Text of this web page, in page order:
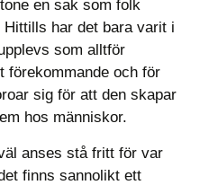
en sak som folk
har det bara varit i
som alltför
förekommande och för
sig för att den skapar
hos människor.
anses stå fritt för var
finns sannolikt ett